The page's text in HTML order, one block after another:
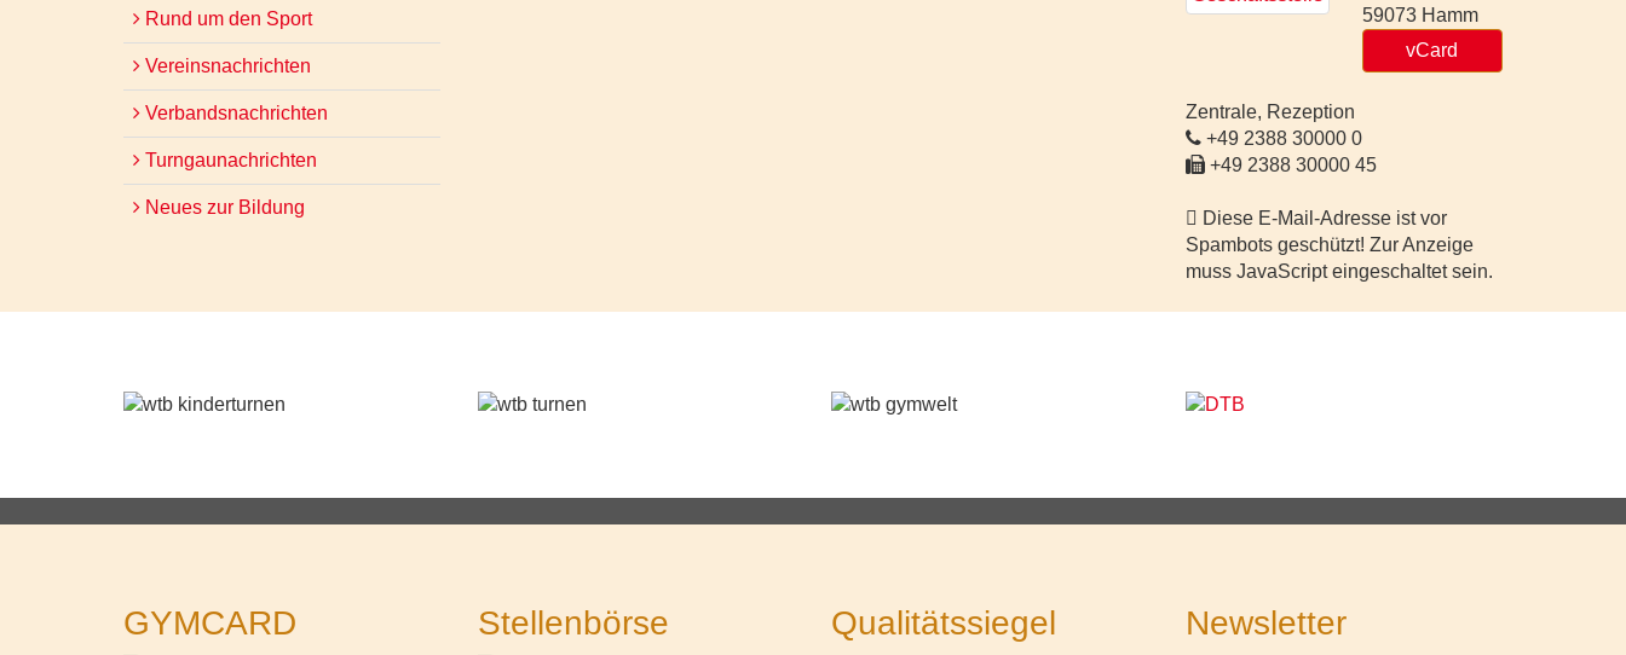
Rund um den Sport
Vereinsnachrichten
Verbandsnachrichten
Turngaunachrichten
Neues zur Bildung
59073 Hamm
vCard
Zentrale, Rezeption
+49 2388 30000 0
+49 2388 30000 45
Diese E-Mail-Adresse ist vor
Spambots geschützt! Zur Anzeige
muss JavaScript eingeschaltet sein.
GYMCARD Stellenbörse Qualitätssiegel Newsletter